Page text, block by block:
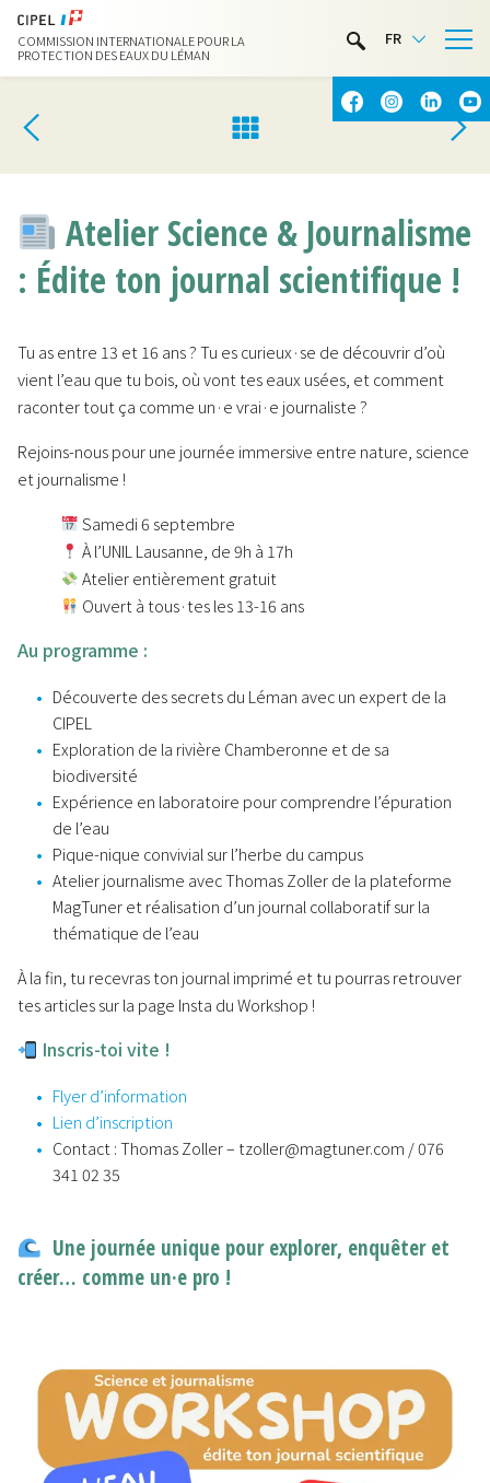
COMMISSION INTERNATIONALE POUR LA
PROTECTION DES EAUX DU LÉMAN
FR
LIMNOTHÈQUE
ACTIVITÉS NAUTIQUES
CONTACT & ACCÈS
Atelier Science & Journalisme
: Édite ton journal scientifique !
Tu as entre 13 et 16 ans ? Tu es curieux·se de découvrir d’où
vient l’eau que tu bois, où vont tes eaux usées, et comment
raconter tout ça comme un·e vrai·e journaliste ?
Rejoins-nous pour une journée immersive entre nature, science
et journalisme !
Samedi 6 septembre
À l’UNIL Lausanne, de 9h à 17h
Atelier entièrement gratuit
Ouvert à tous·tes les 13-16 ans
Au programme :
Découverte des secrets du Léman avec un expert de la
CIPEL
Exploration de la rivière Chamberonne et de sa
biodiversité
Expérience en laboratoire pour comprendre l’épuration
de l’eau
Pique-nique convivial sur l’herbe du campus
Atelier journalisme avec Thomas Zoller de la plateforme
MagTuner et réalisation d’un journal collaboratif sur la
thématique de l’eau
À la fin, tu recevras ton journal imprimé et tu pourras retrouver
tes articles sur la page Insta du Workshop !
Inscris-toi vite !
Flyer d’information
Lien d’inscription
Contact : Thomas Zoller – tzoller@magtuner.com / 076
341 02 35
Une journée unique pour explorer, enquêter et
créer… comme un·e pro !